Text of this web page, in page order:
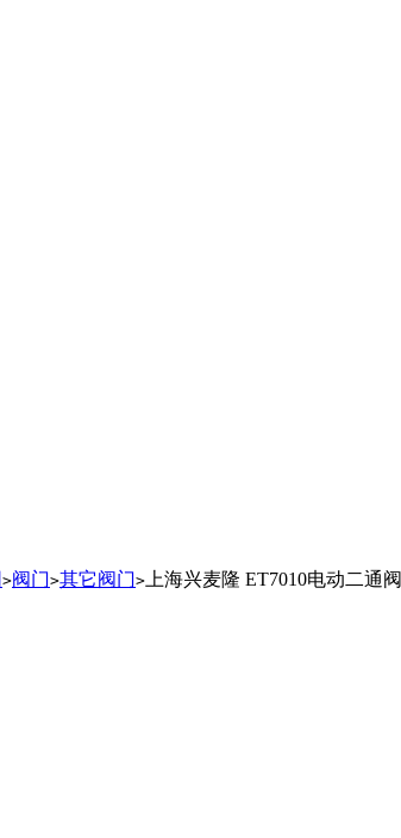
>阀门>其它阀门> 上海兴麦隆 ET7010电动二通阀